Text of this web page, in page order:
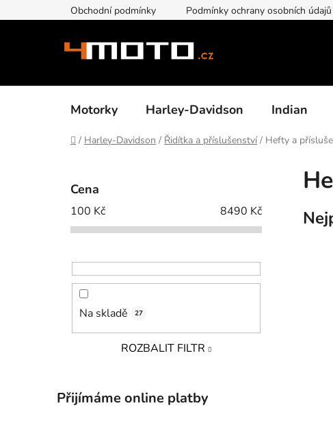
na
Obchodní podmínky Podmínky ochrany osobních údajů
Motorky Harley-Davidson Indian
Domů
/ Harley-Davidson / Řidítka a příslušenství / Hefty a
l
Cena
100 Kč 8490 Kč
Na skladě 27
ROZBALIT FILTR
Přijímáme online platby